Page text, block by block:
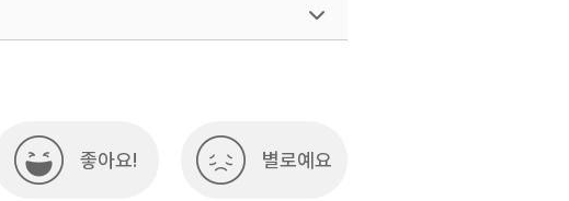
좋아요! 별로예요